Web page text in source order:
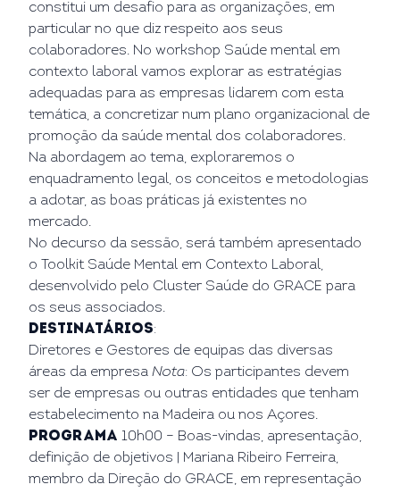
constitui um desafio para as organizações, em
particular no que diz respeito aos seus
colaboradores. No workshop Saúde mental em
contexto laboral vamos explorar as estratégias
adequadas para as empresas lidarem com esta
temática, a concretizar num plano organizacional de
promoção da saúde mental dos colaboradores.
Na abordagem ao tema, exploraremos o
enquadramento legal, os conceitos e metodologias
a adotar, as boas práticas já existentes no
mercado.
No decurso da sessão, será também apresentado
o Toolkit Saúde Mental em Contexto Laboral,
desenvolvido pelo Cluster Saúde do GRACE para
os seus associados.
Destinatários:
Diretores e Gestores de equipas das diversas
áreas da empresa Nota: Os participantes devem
ser de empresas ou outras entidades que tenham
estabelecimento na Madeira ou nos Açores.
PROGRAMA 10h00 – Boas-vindas, apresentação,
definição de objetivos | Mariana Ribeiro Ferreira,
membro da Direção do GRACE, em representação